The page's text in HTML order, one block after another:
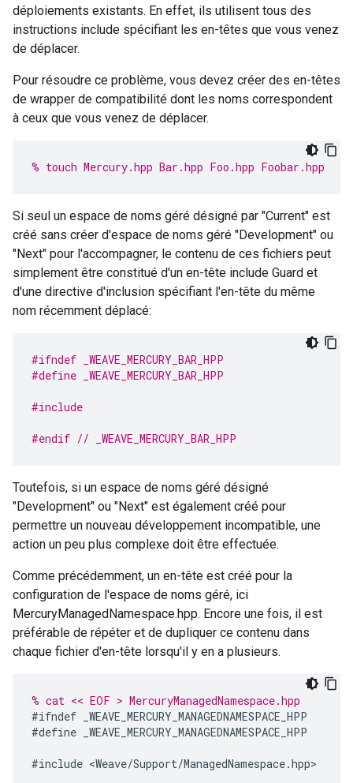
déploiements existants. En effet, ils utilisent tous des
instructions include spécifiant les en-têtes que vous venez
de déplacer.
Pour résoudre ce problème, vous devez créer des en-têtes
de wrapper de compatibilité dont les noms correspondent
à ceux que vous venez de déplacer.
% touch Mercury.hpp Bar.hpp Foo.hpp Foobar.hpp
Si seul un espace de noms géré désigné par "Current" est
créé sans créer d'espace de noms géré "Development" ou
"Next" pour l'accompagner, le contenu de ces fichiers peut
simplement être constitué d'un en-tête include Guard et
d'une directive d'inclusion spécifiant l'en-tête du même
nom récemment déplacé:
#ifndef _WEAVE_MERCURY_BAR_HPP
#define _WEAVE_MERCURY_BAR_HPP
#include
#endif // _WEAVE_MERCURY_BAR_HPP
Toutefois, si un espace de noms géré désigné
"Development" ou "Next" est également créé pour
permettre un nouveau développement incompatible, une
action un peu plus complexe doit être effectuée.
Comme précédemment, un en-tête est créé pour la
configuration de l'espace de noms géré, ici
MercuryManagedNamespace.hpp. Encore une fois, il est
préférable de répéter et de dupliquer ce contenu dans
chaque fichier d'en-tête lorsqu'il y en a plusieurs.
% cat << EOF > MercuryManagedNamespace.hpp
#ifndef
_WEAVE_MERCURY_MANAGEDNAMESPACE_HPP
#define _WEAVE_MERCURY_MANAGEDNAMESPACE_HPP
#include <Weave/Support/ManagedNamespace.hpp>